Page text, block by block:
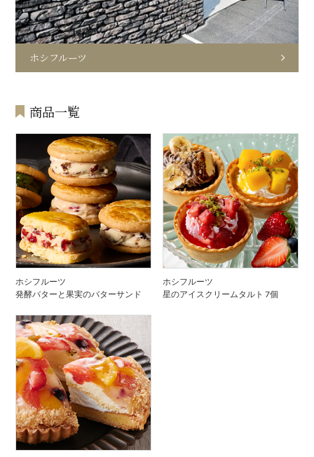
ホシフルーツ
商品一覧
ホシフルーツ
発酵バターと果実のバターサンド
ホシフルーツ
星のアイスクリームタルト 7個